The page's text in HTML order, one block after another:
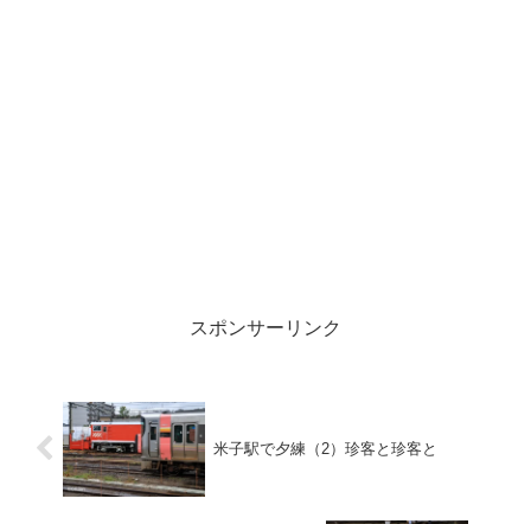
スポンサーリンク
米子駅で夕練（2）珍客と珍客と